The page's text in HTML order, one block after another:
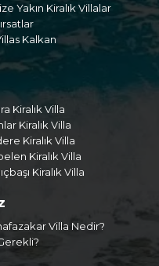
Yakın Kiralık Villalar
Kalkan
Kiralık Villa
Kiralık Villa
Kiralık Villa
Kiralık Villa
Kiralık Villa
Villa Nedir?